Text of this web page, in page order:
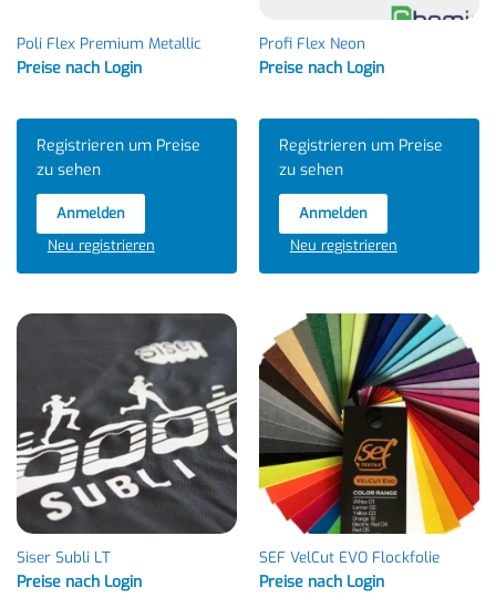
Poli Flex Premium Metallic
Preise nach Login
Registrieren um Preise
zu sehen
Anmelden
Neu registrieren
Profi Flex Neon
Preise nach Login
Registrieren um Preise
zu sehen
Anmelden
Neu registrieren
Siser Subli LT
Preise nach Login
SEF VelCut EVO Flockfolie
Preise nach Login